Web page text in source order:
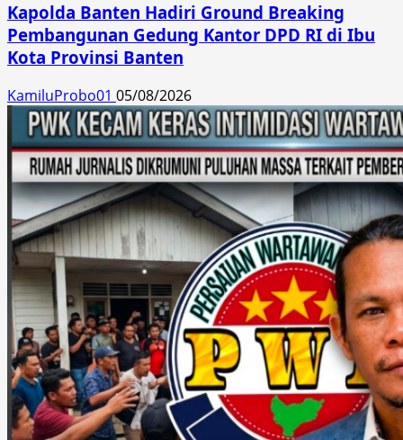
Kapolda Banten Hadiri Ground Breaking
Pembangunan Gedung Kantor DPD RI di Ibu
Kota Provinsi Banten
KamiluProbo01 05/08/2026